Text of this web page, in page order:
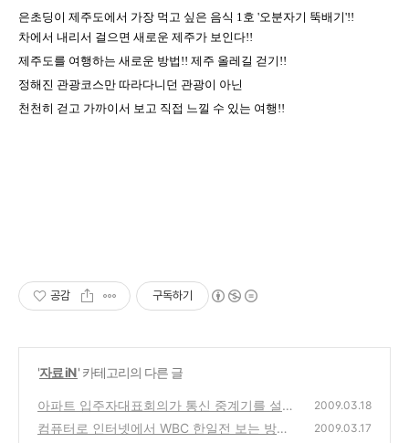
은초딩이 제주도에서 가장 먹고 싶은 음식 1호 '오분자기 뚝배기'!!
차에서 내리서 걸으면 새로운 제주가 보인다!!
제주도를 여행하는 새로운 방법!! 제주 올레길 걷기!!
정해진 관광코스만 따라다니던 관광이 아닌
천천히 걷고 가까이서 보고 직접 느낄 수 있는 여행!!
공감 구독하기
'자료 iN' 카테고리의 다른 글
아파트 입주자대표회의가 통신 중계기를 설치
하도록 하고 사용료를 받는 경우에도 부가가치
2009.03.18
컴퓨터로 인터넷에서 WBC 한일전 보는 방법 2009.03.17